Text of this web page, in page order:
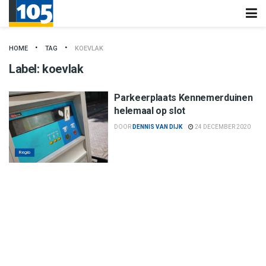
HOME TAG KOEVLAK
Label: koevlak
Regio
Parkeerplaats Kennemerduinen
helemaal op slot
DOOR DENNIS VAN DIJK 24 DECEMBER 2020